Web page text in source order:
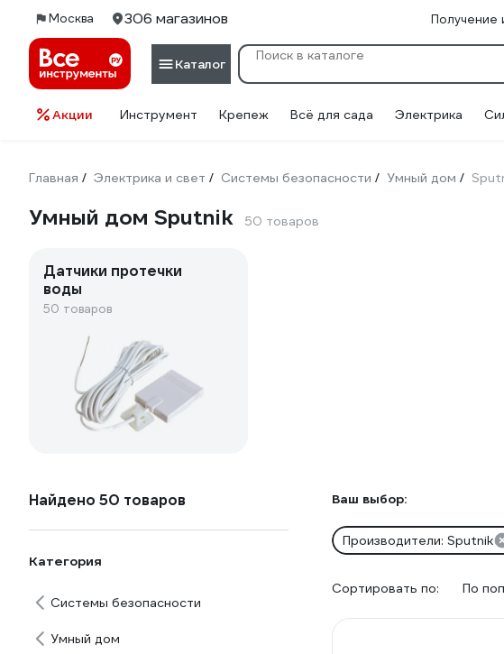
Москва 306 магазинов Получение
Каталог
Акции Инструмент Крепеж Всё для сада Электрика
Главная / Электрика и свет / Системы безопасности / Умный дом /
Умный дом Sputnik 50 товаров
Датчики протечки
воды
50 товаров
Найдено 50 товаров
Категория
Системы безопасности
Умный дом
Ваш выбор:
Производители: Sputnik
Сортировать по: По